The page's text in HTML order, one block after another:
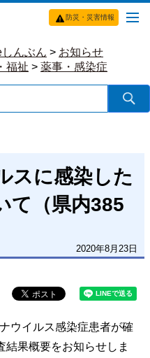
防災・災害情報
んぶん > お知らせ
福祉 > 薬事・感染症
スに感染した
て（県内385
2020年8月23日
ウイルス感染症患者が確
結果概要をお知らせしま